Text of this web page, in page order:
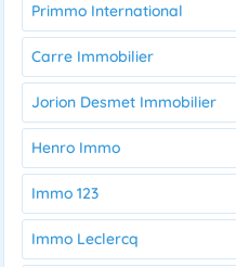
Primmo International
Carre Immobilier
Jorion Desmet Immobilier
Henro Immo
Immo 123
Immo Leclercq